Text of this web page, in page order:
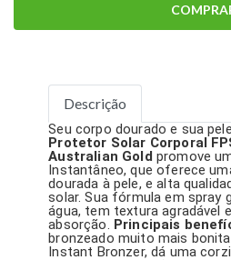
Descrição
Seu corpo dourado e sua
Protetor Solar Corporal
Australian Gold promove
Instantâneo, que oferece
dourada à pele, e alta
solar. Sua fórmula em spray
água, tem textura agradável
absorção. Principais
bronzeado muito mais bonita
Instant Bronzer, dá uma